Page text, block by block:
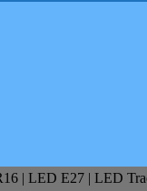
| LED E27 | LED